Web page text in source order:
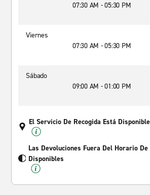
07:30 AM - 05:30 PM
Viernes
07:30 AM - 05:30 PM
Sábado
09:00 AM - 01:00 PM
El Servicio De Recogida Está Disponible
Las Devoluciones Fuera Del Horario
Disponibles